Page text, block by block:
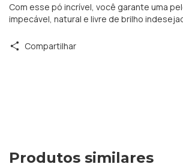
Com esse pó incrível, você garante uma
impecável, natural e livre de brilho
Compartilhar
Produtos similares